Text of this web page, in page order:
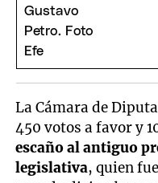
La Cámara de
450 votos a favor y
escaño al antiguo
legislativa, quien